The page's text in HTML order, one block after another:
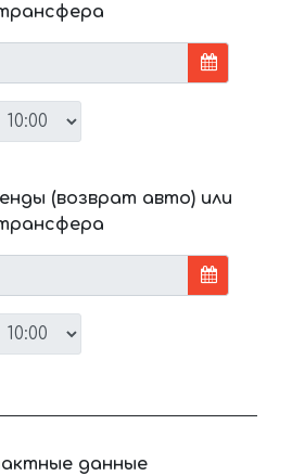
(возврат авто) или
данные